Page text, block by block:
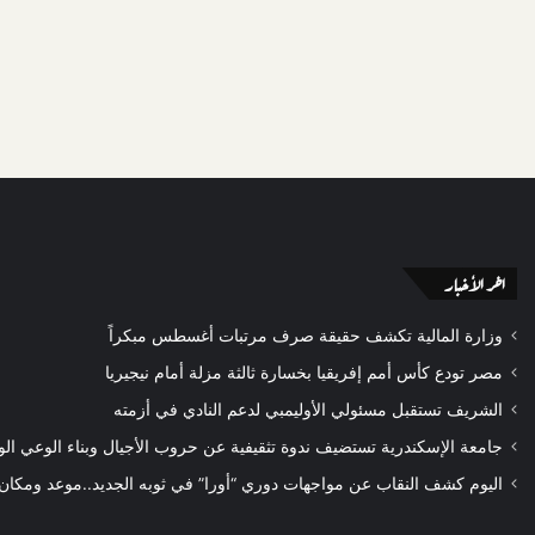
اخر الأخبار
وزارة المالية تكشف حقيقة صرف مرتبات أغسطس مبكراً
مصر تودع كأس أمم إفريقيا بخسارة ثالثة مزلة أمام نيجيريا
الشريف تستقبل مسئولي الأوليمبي لدعم النادي في أزمته
جامعة الإسكندرية تستضيف ندوة تثقيفية عن حروب الأجيال وبناء الوعي
اليوم كشف النقاب عن مواجهات دوري “أورا” في ثوبه الجديد..موعد